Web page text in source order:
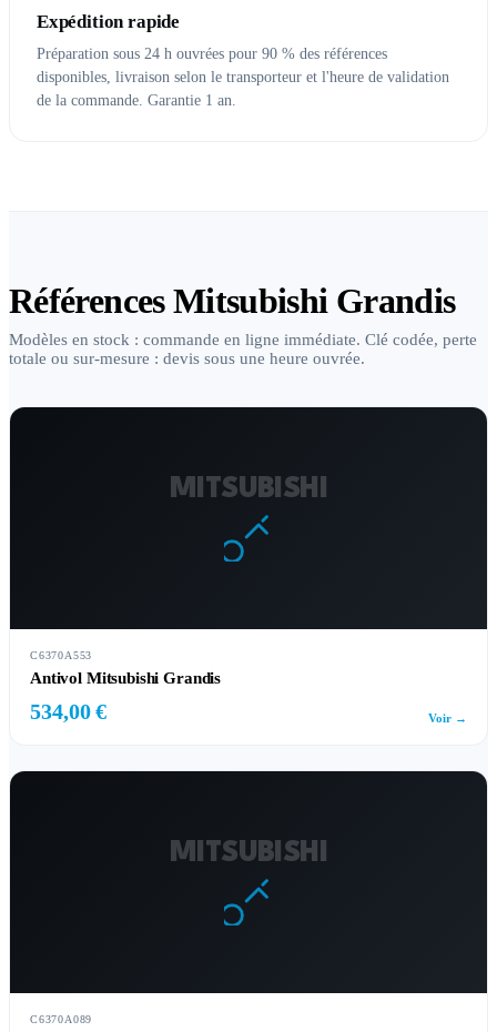
Expédition rapide
Préparation sous 24 h ouvrées pour 90 % des références
disponibles, livraison selon le transporteur et l'heure de validation
de la commande. Garantie 1 an.
Références Mitsubishi Grandis
Modèles en stock : commande en ligne immédiate. Clé codée, perte
totale ou sur-mesure : devis sous une heure ouvrée.
MITSUBISHI
C6370A553
Antivol Mitsubishi Grandis
534,00 € Voir →
MITSUBISHI
C6370A089